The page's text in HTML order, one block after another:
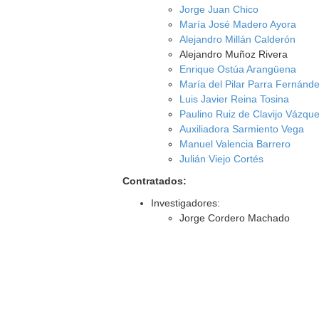
Jorge Juan Chico
María José Madero Ayora
Alejandro Millán Calderón
Alejandro Muñoz Rivera
Enrique Ostúa Arangüena
María del Pilar Parra
Luis Javier Reina Tosina
Paulino Ruiz de Clavijo
Auxiliadora Sarmiento Vega
Manuel Valencia Barrero
Julián Viejo Cortés
Contratados:
Investigadores:
Jorge Cordero Machado